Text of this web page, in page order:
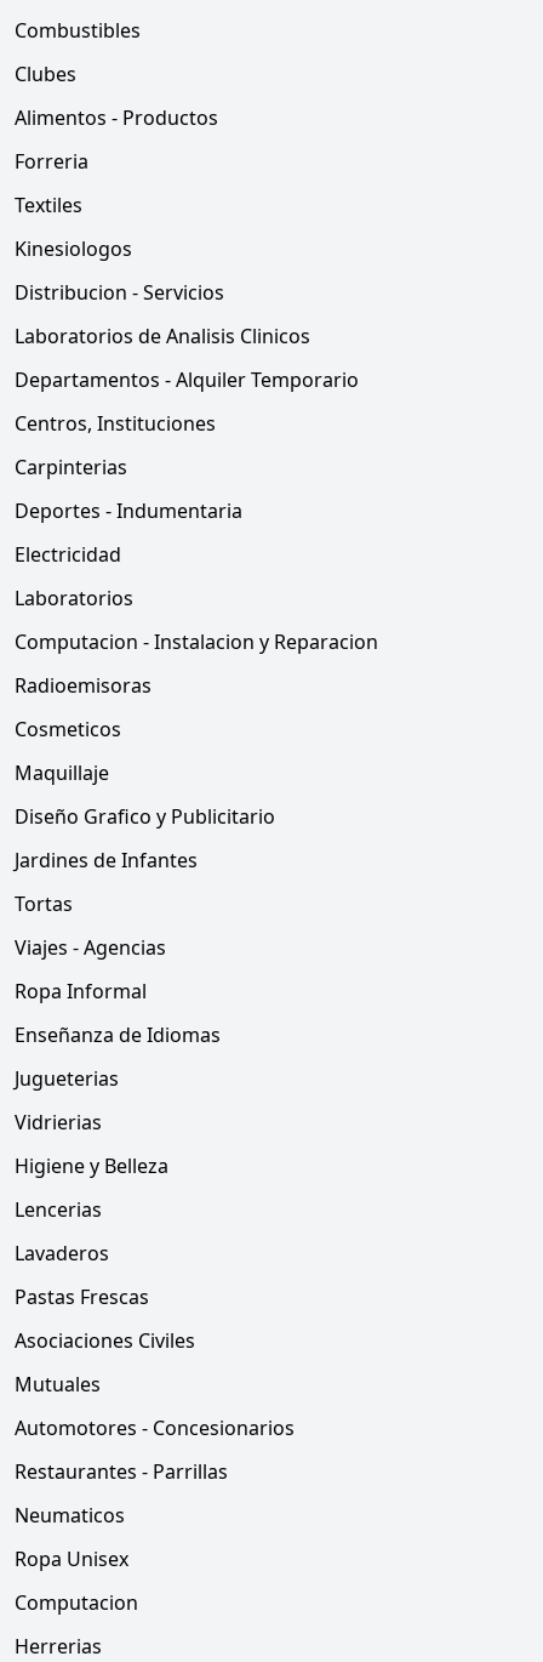
Combustibles
Clubes
Alimentos - Productos
Forreria
Textiles
Kinesiologos
Distribucion - Servicios
Laboratorios de Analisis Clinicos
Departamentos - Alquiler Temporario
Centros, Instituciones
Carpinterias
Deportes - Indumentaria
Electricidad
Laboratorios
Computacion - Instalacion y Reparacion
Radioemisoras
Cosmeticos
Maquillaje
Diseño Grafico y Publicitario
Jardines de Infantes
Tortas
Viajes - Agencias
Ropa Informal
Enseñanza de Idiomas
Jugueterias
Vidrierias
Higiene y Belleza
Lencerias
Lavaderos
Pastas Frescas
Asociaciones Civiles
Mutuales
Automotores - Concesionarios
Restaurantes - Parrillas
Neumaticos
Ropa Unisex
Computacion
Herrerias